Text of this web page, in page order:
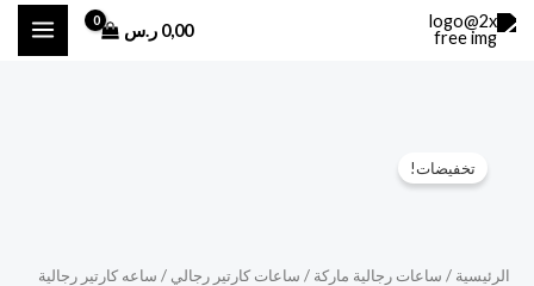
تخطي
0,00 ر.س
تخفيضات!
الرئيسية / ساعات رجالية ماركة / ساعات كارتير رجالي / ساعه كارتير رجالية
ساعه
سلفر